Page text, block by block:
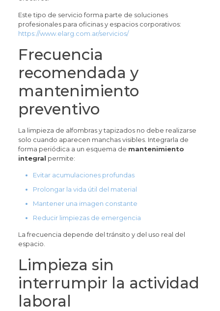
Este tipo de servicio forma parte de soluciones
profesionales para oficinas y espacios corporativos:
https://www.elarg.com.ar/servicios/
Frecuencia
recomendada y
mantenimiento
preventivo
La limpieza de alfombras y tapizados no debe realizarse
solo cuando aparecen manchas visibles. Integrarla de
forma periódica a un esquema de mantenimiento
integral permite:
Evitar acumulaciones profundas
Prolongar la vida útil del material
Mantener una imagen constante
Reducir limpiezas de emergencia
La frecuencia depende del tránsito y del uso real del
espacio.
Limpieza sin
interrumpir la actividad
laboral